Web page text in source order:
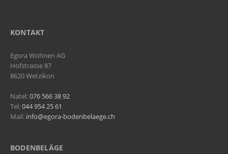
KONTAKT
Egora Wohnen AG
Hofstrasse 87
8620 Wetzikon
Natel:076 566 38 92
Tel:044 954 25 61
Mail: info@egora-bodenbelaege.ch
BODENBELÄGE